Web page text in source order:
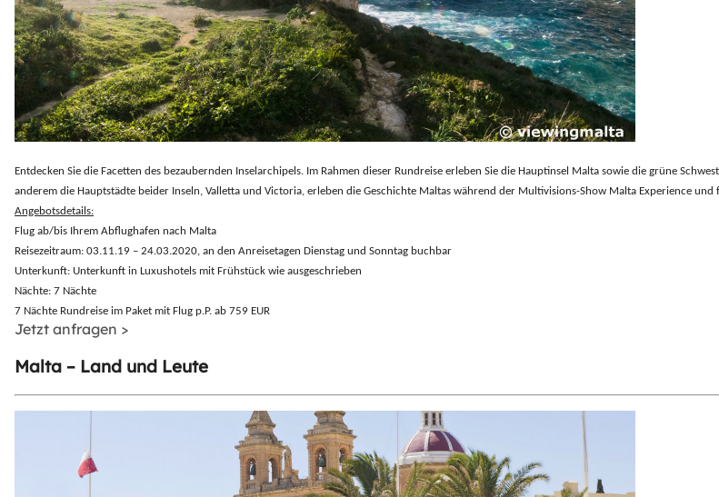
Entdecken Sie die Facetten des bezaubernden Inselarchipels. Im Rahmen dieser Rundreise erleben Sie die Hauptinsel Malta sowie die grüne
anderem die Hauptstädte beider Inseln, Valletta und Victoria, erleben die Geschichte Maltas während der Multivisions-Show Malta Experience und
Angebotsdetails:
Flug ab/bis Ihrem Abflughafen nach Malta
Reisezeitraum: 03.11.19 – 24.03.2020, an den Anreisetagen Dienstag und Sonntag buchbar
Unterkunft: Unterkunft in Luxushotels mit Frühstück wie ausgeschrieben
Nächte: 7 Nächte
7 Nächte Rundreise im Paket mit Flug p.P. ab 759 EUR
Jetzt anfragen >
Malta – Land und Leute